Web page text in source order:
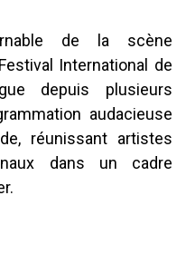
de la scène
International de
depuis plusieurs
audacieuse
réunissant artistes
dans un cadre